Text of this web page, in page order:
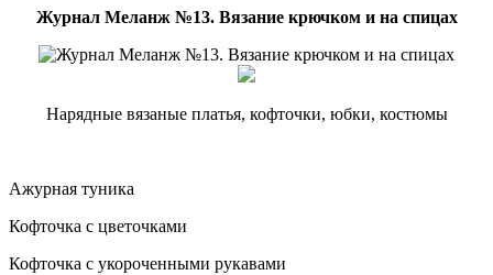
Журнал Меланж №13. Вязание крючком и на спицах
Нарядные вязаные платья, кофточки, юбки, костюмы
Ажурная туника
Кофточка с цветочками
Кофточка с укороченными рукавами